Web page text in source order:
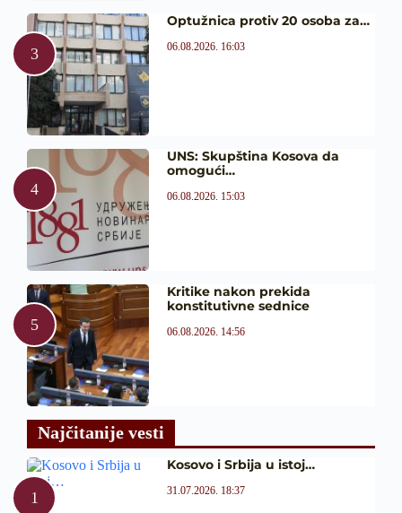
Optužnica protiv 20 osoba za…
06.08.2026. 16:03
UNS: Skupština Kosova da
omogući…
06.08.2026. 15:03
Kritike nakon prekida
konstitutivne sednice
06.08.2026. 14:56
Najčitanije vesti
Kosovo i Srbija u istoj…
31.07.2026. 18:37